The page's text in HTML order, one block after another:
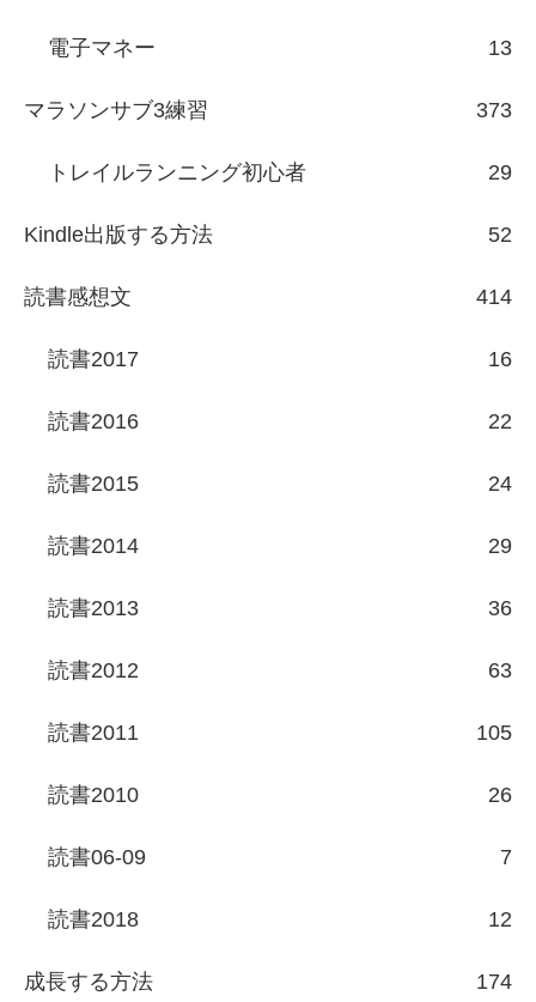
電子マネー 13
マラソンサブ3練習 373
トレイルランニング初心者 29
Kindle出版する方法 52
読書感想文 414
読書2017 16
読書2016 22
読書2015 24
読書2014 29
読書2013 36
読書2012 63
読書2011 105
読書2010 26
読書06-09 7
読書2018 12
成長する方法 174